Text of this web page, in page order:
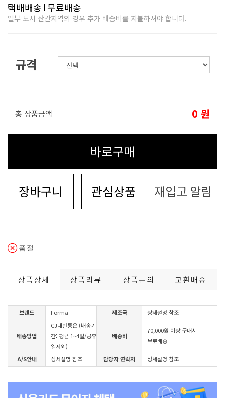
택배배송 무료배송
일부 도서 산간지역의 경우 추가 배송비를 지불하셔야 합니다.
규격
총 상품금액 0 원
바로구매
장바구니 관심상품 재입고 알림
품절
상품상세 상품리뷰 상품문의 교환배송
브랜드 Forma 제조국 상세설명 참조
배송방법
CJ대한통운 (배송기
간: 평균 1~4일/공휴
일제외)
배송비
70,000원 이상 구매시
무료배송
A/S안내 상세설명 참조 담당자 연락처 상세설명 참조